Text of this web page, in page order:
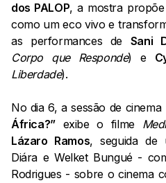
dos PALOP, a mostra
como um eco vivo e
as performances de Sani
Corpo que Responde) e
Liberdade).
No dia 6, a sessão de cinema
África?”exibe o filme
Lázaro Ramos, seguida de
Diára e Welket Bungué -
Rodrigues - sobre o cinema